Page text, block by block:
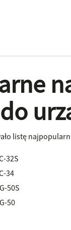
listę
32S
34
50S
50